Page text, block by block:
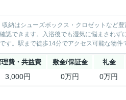
納はシューズボックス・クロゼットなど
認できます。入浴後でも湿気に悩まされ
す。駅まで徒歩14分でアクセス可能な物件
理費・共益費 敷金/保証金 礼金
3,000円 0万円 0万円